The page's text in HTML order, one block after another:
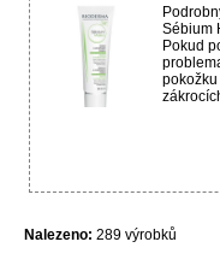
Sébium
Pokud
Nalezeno: 289 výrobků